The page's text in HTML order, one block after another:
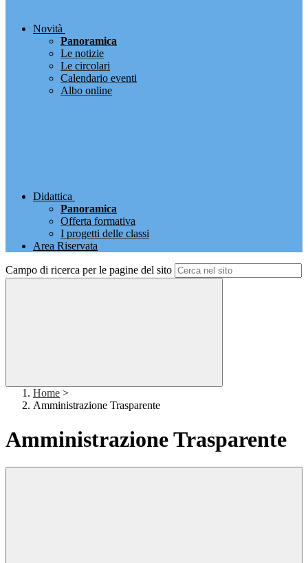
Novità
Panoramica
Le notizie
Le circolari
Calendario eventi
Albo online
Didattica
Panoramica
Offerta formativa
I progetti delle classi
Area Riservata
Campo di ricerca per le pagine del sito
Home >
Amministrazione Trasparente
Amministrazione Trasparente